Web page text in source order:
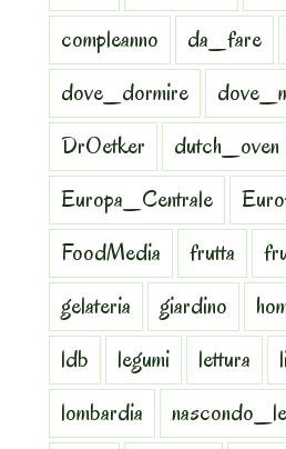
compleanno
da_fare
dove_dormire
DrOetker
dutch_oven
Europa_Centrale
FoodMedia
frutta
gelateria
giardino
ldb
legumi lettura
lombardia